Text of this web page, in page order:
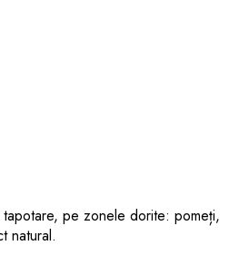
pe zonele dorite: pomeți,
natural.